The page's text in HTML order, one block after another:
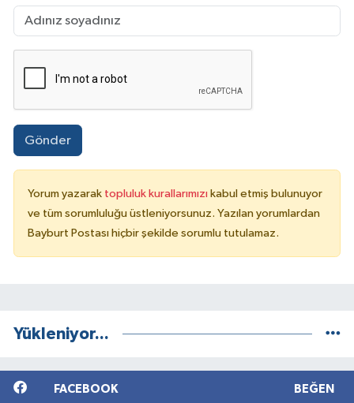
Gönder
Yorum yazarak topluluk kurallarımızı kabul etmiş bulunuyor
ve tüm sorumluluğu üstleniyorsunuz. Yazılan yorumlardan
Bayburt Postası hiçbir şekilde sorumlu tutulamaz.
Yükleniyor...
FACEBOOK BEĞEN